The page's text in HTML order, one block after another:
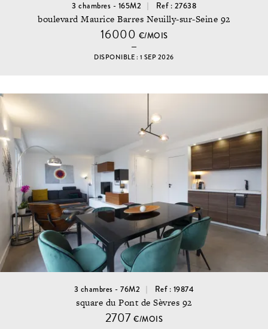
3 chambres - 165M2 Ref : 27638
boulevard Maurice Barres Neuilly-sur-Seine 92
16000 €/MOIS
DISPONIBLE : 1 SEP 2026
3 chambres - 76M2 Ref : 19874
square du Pont de Sèvres 92
2707€/MOIS